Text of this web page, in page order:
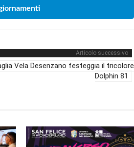
Articolo successivo
Vela Desenzano festeggia il tricolore
Dolphin 81